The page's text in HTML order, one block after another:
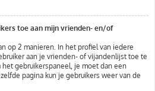
toe aan mijn vrienden- en/of
op 2 manieren. In het profiel van iedere
aan je vrienden- of vijandenlijst toe te
gebruikerspaneel, je moet dan een
pagina kun je gebruikers weer van de